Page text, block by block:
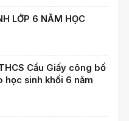
LỚP 6 NĂM HỌC
Cầu Giấy công bố
học sinh khối 6 năm